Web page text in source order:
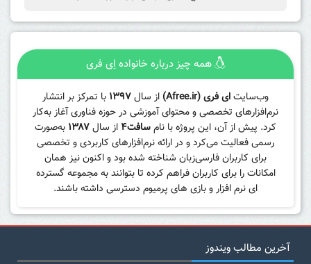
همه چیز درباره خانواده اِی فری
وب‌سایتای فری (Afree.ir) از سال۱۳۹۷ با تمرکز بر انتشار
نرم‌افزارهای تخصصی و محتوای آموزشی در حوزه فناوری آغاز به‌کار
کرد. پیش از آن، این پروژه با نامسافت۴ از سال۱۳۸۷ به‌صورت
رسمی فعالیت می‌کرد و در ارائه نرم‌افزارهای کاربردی و تخصصی
برای کاربران فارسی‌زبان شناخته شده بود و اکنون نیز همان
امکانات را برای کاربران فراهم کرده تا بتوانند به مجموعه گسترده
ای نرم افزار و بازی های پرمیوم دسترسی داشته باشند.
آخرین مطالب ویندوز